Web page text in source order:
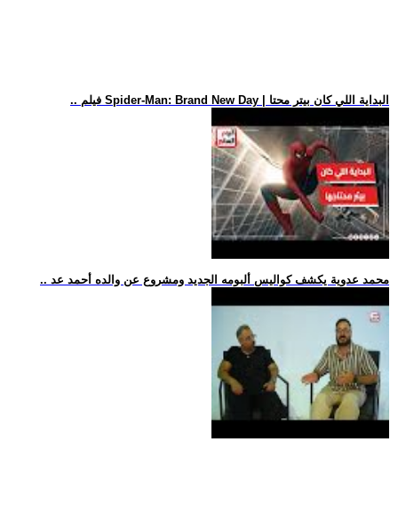
.. فيلم Spider-Man: Brand New Day | البداية اللي كان بيتر محتا
.. محمد عدوية يكشف كواليس ألبومه الجديد ومشروع عن والده أحمد عد